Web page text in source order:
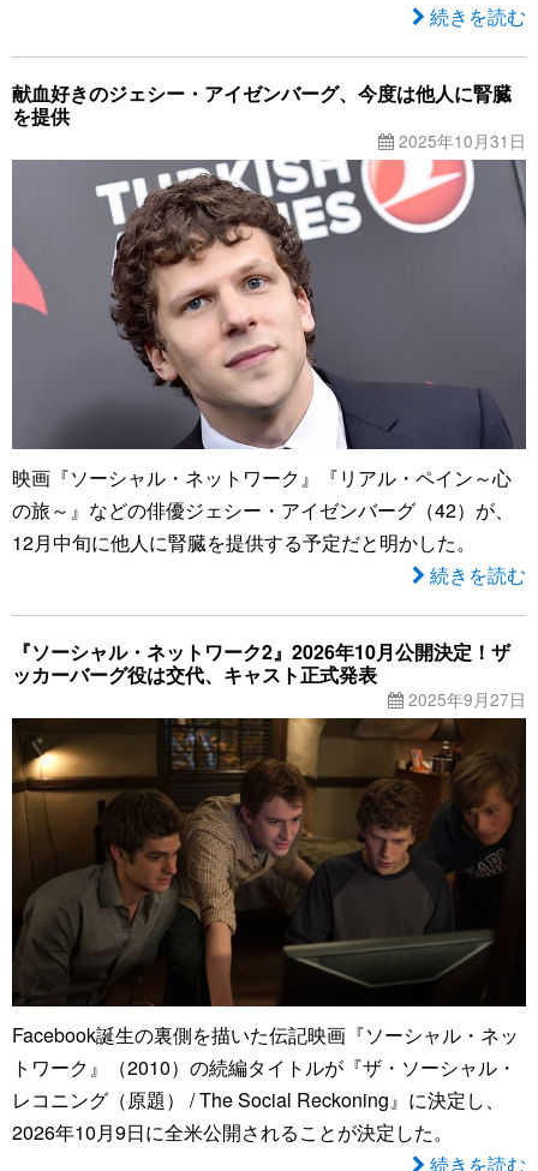
続きを読む
献血好きのジェシー・アイゼンバーグ、今度は他人に腎臓
を提供
2025年10月31日
映画『ソーシャル・ネットワーク』『リアル・ペイン～心
の旅～』などの俳優ジェシー・アイゼンバーグ（42）が、
12月中旬に他人に腎臓を提供する予定だと明かした。
続きを読む
『ソーシャル・ネットワーク2』2026年10月公開決定！ザ
ッカーバーグ役は交代、キャスト正式発表
2025年9月27日
Facebook誕生の裏側を描いた伝記映画『ソーシャル・ネッ
トワーク』（2010）の続編タイトルが『ザ・ソーシャル・
レコニング（原題） / The Social Reckoning』に決定し、
2026年10月9日に全米公開されることが決定した。
続きを読む